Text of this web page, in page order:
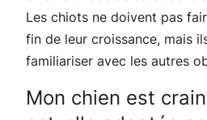
Les chiots ne doivent pas
fin de leur croissance, mais
familiariser avec les autres
Mon chien est